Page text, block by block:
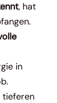
, hat
in
tieferen